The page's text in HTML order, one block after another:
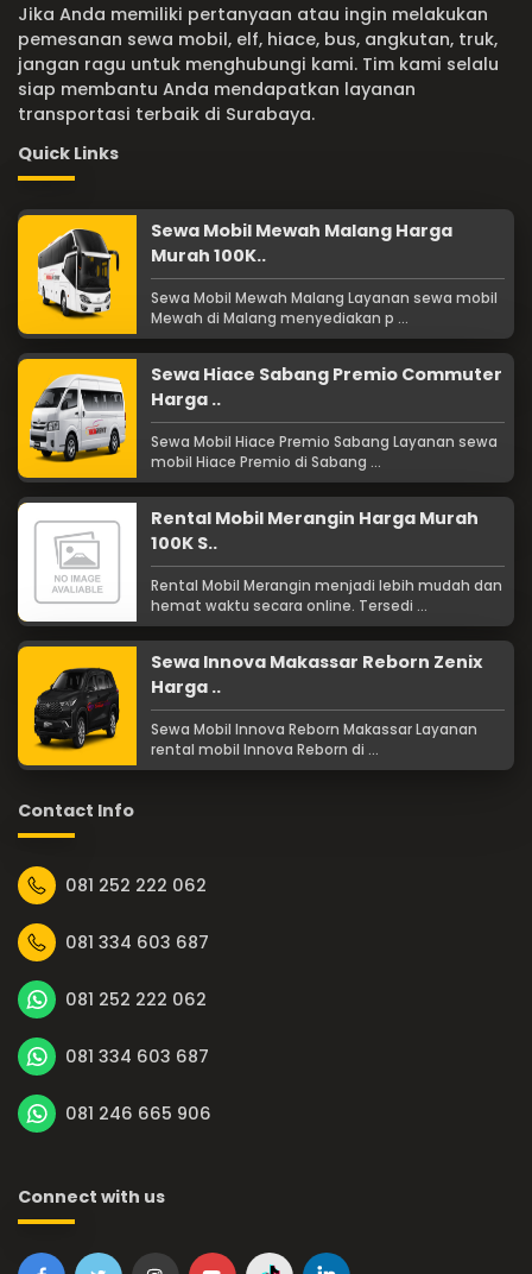
Jika Anda memiliki pertanyaan atau ingin melakukan
pemesanan sewa mobil, elf, hiace, bus, angkutan, truk,
jangan ragu untuk menghubungi kami. Tim kami selalu
siap membantu Anda mendapatkan layanan
transportasi terbaik di Surabaya.
Quick Links
Sewa Mobil Mewah Malang Harga
Murah 100K..
Sewa Mobil Mewah Malang Layanan sewa mobil
Mewah di Malang menyediakan p ...
Sewa Hiace Sabang Premio Commuter
Harga ..
Sewa Mobil Hiace Premio Sabang Layanan sewa
mobil Hiace Premio di Sabang ...
Rental Mobil Merangin Harga Murah
100K S..
Rental Mobil Merangin menjadi lebih mudah dan
hemat waktu secara online. Tersedi ...
Sewa Innova Makassar Reborn Zenix
Harga ..
Sewa Mobil Innova Reborn Makassar Layanan
rental mobil Innova Reborn di ...
Contact Info
081 252 222 062
081 334 603 687
081 252 222 062
081 334 603 687
081 246 665 906
Connect with us